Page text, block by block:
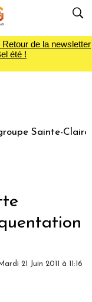
de la newsletter
été !
Sainte-Claire
21 Juin 2011 à 11:16